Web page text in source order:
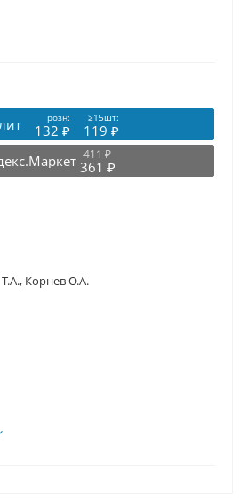
розн: ≥15шт:
132 ₽
119 ₽
411 ₽
361 ₽
Корнев О.А.